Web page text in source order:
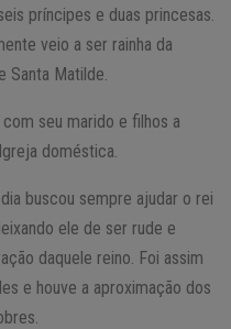
príncipes e duas princesas.
veio a ser rainha da
Santa Matilde.
seu marido e filhos a
doméstica.
buscou sempre ajudar o rei
ele de ser rude e
daquele reino. Foi assim
e houve a aproximação dos